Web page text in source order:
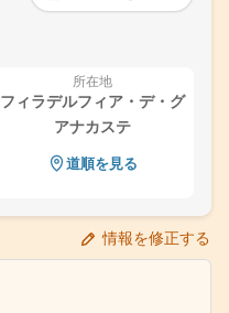
所在地
フィラデルフィア・デ・グ
アナカステ
道順を見る
情報を修正する